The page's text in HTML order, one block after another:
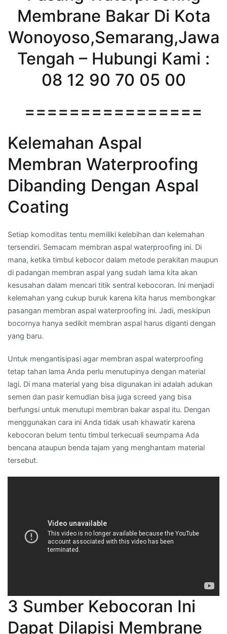
Membrane Bakar Di Kota
Wonoyoso,Semarang,Jawa
Tengah – Hubungi Kami :
08 12 90 70 05 00
================
Kelemahan Aspal
Membran Waterproofing
Dibanding Dengan Aspal
Coating
Setiap komoditas tentu memiliki kelebihan dan kelemahan
tersendiri. Semacam membran aspal waterproofing ini. Di
mana, ketika timbul kebocor dalam metode perakitan maupun
di padangan membran aspal yang sudah lama kita akan
kesusahan dalam mencari titik sentral kebocoran. Ini menjadi
kelemahan yang cukup buruk karena kita harus membongkar
pasangan membran aspal waterproofing ini. Jadi, meskipun
bocornya hanya sedikit membran aspal harus diganti dengan
yang baru.
Untuk mengantisipasi agar membran aspal waterproofing
tetap tahan lama Anda perlu menutupinya dengan material
lagi. Di mana material yang bisa digunakan ini adalah adukan
semen dan pasir kemudian bisa juga screed yang bisa
berfungsi untuk menutupi membran bakar aspal itu. Dengan
menggunakan cara ini Anda tidak usah khawatir karena
kebocoran belum tentu timbul terkecuali seumpama Ada
bencana ataupun benda tajam yang menghantam material
tersebut.
3 Sumber Kebocoran Ini
Dapat Dilapisi Membrane